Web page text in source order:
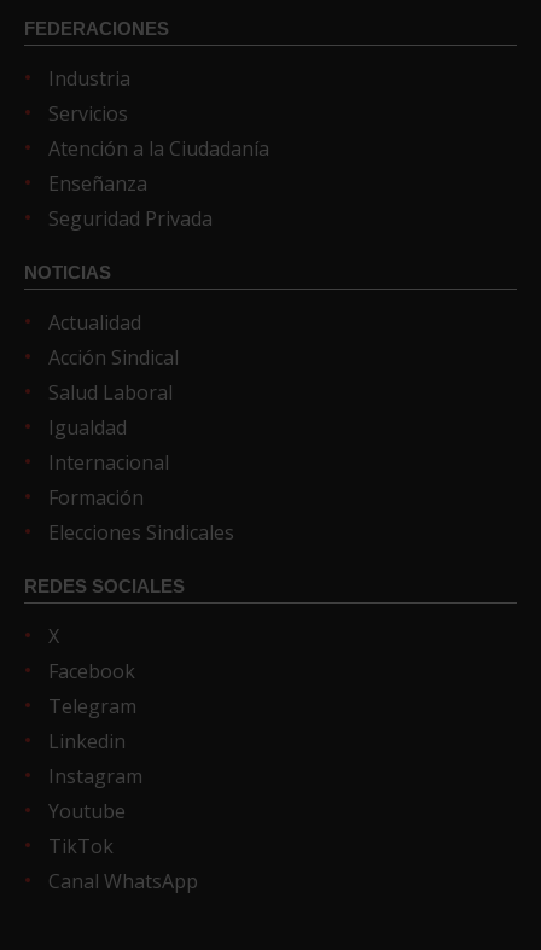
FEDERACIONES
Industria
Servicios
Atención a la Ciudadanía
Enseñanza
Seguridad Privada
NOTICIAS
Actualidad
Acción Sindical
Salud Laboral
Igualdad
Internacional
Formación
Elecciones Sindicales
REDES SOCIALES
X
Facebook
Telegram
Linkedin
Instagram
Youtube
TikTok
Canal WhatsApp